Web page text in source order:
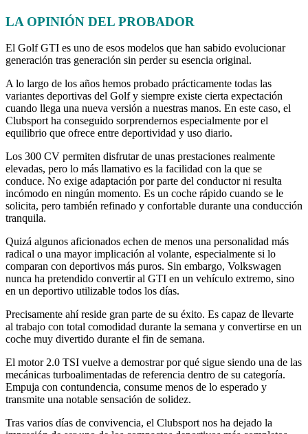
LA OPINIÓN DEL PROBADOR
El Golf GTI es uno de esos modelos que han sabido evolucionar
generación tras generación sin perder su esencia original.
A lo largo de los años hemos probado prácticamente todas las
variantes deportivas del Golf y siempre existe cierta expectación
cuando llega una nueva versión a nuestras manos. En este caso, el
Clubsport ha conseguido sorprendernos especialmente por el
equilibrio que ofrece entre deportividad y uso diario.
Los 300 CV permiten disfrutar de unas prestaciones realmente
elevadas, pero lo más llamativo es la facilidad con la que se
conduce. No exige adaptación por parte del conductor ni resulta
incómodo en ningún momento. Es un coche rápido cuando se le
solicita, pero también refinado y confortable durante una conducción
tranquila.
Quizá algunos aficionados echen de menos una personalidad más
radical o una mayor implicación al volante, especialmente si lo
comparan con deportivos más puros. Sin embargo, Volkswagen
nunca ha pretendido convertir al GTI en un vehículo extremo, sino
en un deportivo utilizable todos los días.
Precisamente ahí reside gran parte de su éxito. Es capaz de llevarte
al trabajo con total comodidad durante la semana y convertirse en un
coche muy divertido durante el fin de semana.
El motor 2.0 TSI vuelve a demostrar por qué sigue siendo una de las
mecánicas turboalimentadas de referencia dentro de su categoría.
Empuja con contundencia, consume menos de lo esperado y
transmite una notable sensación de solidez.
Tras varios días de convivencia, el Clubsport nos ha dejado la